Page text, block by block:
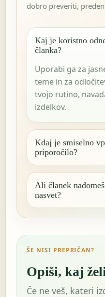
dobro preveriti,
Kaj je koristno
članka?
Uporabi ga za
teme in za
tvojo rutino,
izdelkov.
Kdaj je smiselno
priporočilo?
Ali članek
nasvet?
ŠE NISI PREPRIČAN?
Opiši, kaj
Če ne veš, kateri